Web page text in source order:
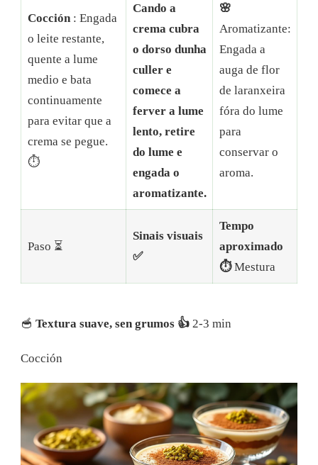
Cocción: Engada
o leite restante,
quente a lume
medio e bata
continuamente
para evitar que a
crema se pegue.
⏱️
Cando a
crema cubra
o dorso dunha
culler e
comece a
ferver a lume
lento, retire
do lume e
engada o
aromatizante.
🌸
Aromatizante:
Engada a
auga de flor
de laranxeira
fóra do lume
para
conservar o
aroma.
Paso ⏳
Sinais visuais
✅
Tempo
aproximado
⏱️Mestura
🥣 Textura suave, sen grumos 👍 2-3 min
Cocción